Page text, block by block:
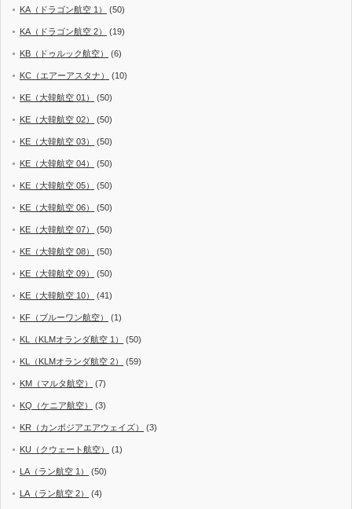
KA（ドラゴン航空 1） (50)
KA（ドラゴン航空 2） (19)
KB（ドゥルック航空） (6)
KC（エアーアスタナ） (10)
KE（大韓航空 01） (50)
KE（大韓航空 02） (50)
KE（大韓航空 03） (50)
KE（大韓航空 04） (50)
KE（大韓航空 05） (50)
KE（大韓航空 06） (50)
KE（大韓航空 07） (50)
KE（大韓航空 08） (50)
KE（大韓航空 09） (50)
KE（大韓航空 10） (41)
KF（ブルーワン航空） (1)
KL（KLMオランダ航空 1） (50)
KL（KLMオランダ航空 2） (59)
KM（マルタ航空） (7)
KQ（ケニア航空） (3)
KR（カンボジアエアウェイズ） (3)
KU（クウェート航空） (1)
LA（ラン航空 1） (50)
LA（ラン航空 2） (4)